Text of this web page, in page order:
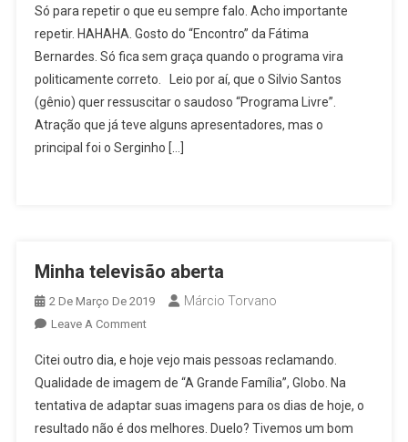
Televisiva
Só para repetir o que eu sempre falo. Acho importante
repetir. HAHAHA. Gosto do “Encontro” da Fátima
Bernardes. Só fica sem graça quando o programa vira
politicamente correto. Leio por aí, que o Silvio Santos
(gênio) quer ressuscitar o saudoso “Programa Livre”.
Atração que já teve alguns apresentadores, mas o
principal foi o Serginho […]
Minha televisão aberta
2 De Março De 2019 Márcio Torvano
Leave A CommentOn
Televisão
Aberta
Citei outro dia, e hoje vejo mais pessoas reclamando.
Qualidade de imagem de “A Grande Família”, Globo. Na
tentativa de adaptar suas imagens para os dias de hoje, o
resultado não é dos melhores. Duelo? Tivemos um bom